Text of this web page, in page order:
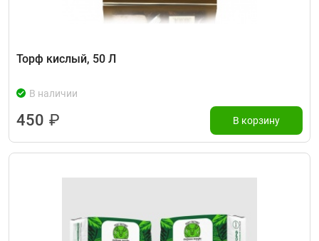
Торф кислый, 50 Л
В наличии
450 ₽ В корзину